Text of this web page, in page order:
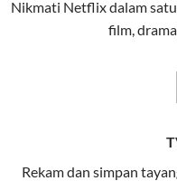
Layanan ini
memungkinkan Anda
di rumah maupun saat
Dengan Telkomsel
teknologi jaringan
Nikmati Netflix dalam
film,
Rekam dan simpan